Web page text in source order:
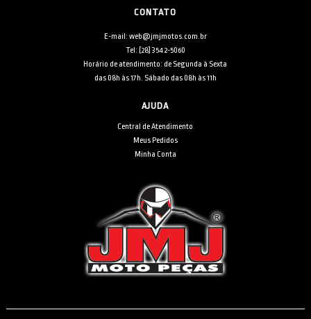
CONTATO
E-mail: web@jmjmotos.com.br
Tel: [28] 3542-5060
Horário de atendimento: de Segunda à Sexta
das 08h às 17h. Sábado das 08h às 11h
AJUDA
Central de Atendimento
Meus Pedidos
Minha Conta